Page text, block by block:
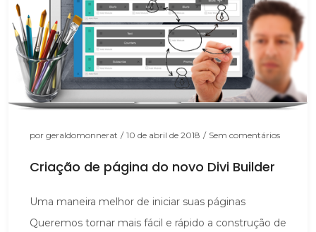
por geraldomonnerat / 10 de abril de 2018 / Sem comentários
Criação de página do novo Divi Builder
Uma maneira melhor de iniciar suas páginas
Queremos tornar mais fácil e rápido a construção de